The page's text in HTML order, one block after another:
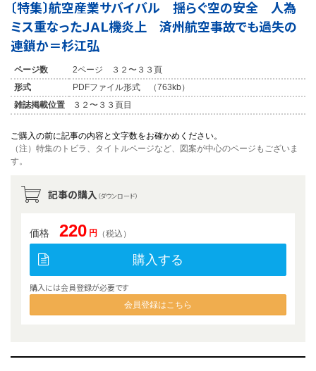
〔特集〕航空産業サバイバル 揺らぐ空の安全 人為
ミス重なったＪＡＬ機炎上 済州航空事故でも過失の
連鎖か＝杉江弘
ページ数
2ページ ３２〜３３頁
形式
PDFファイル形式 （763kb）
雑誌掲載位置
３２〜３３頁目
ご購入の前に記事の内容と文字数をお確かめください。
（注）特集のトビラ、タイトルページなど、図案が中心のページもございま
す。
記事の購入 （ダウンロード）
価格 220 円 （税込）
購入する
購入には会員登録が必要です
会員登録はこちら